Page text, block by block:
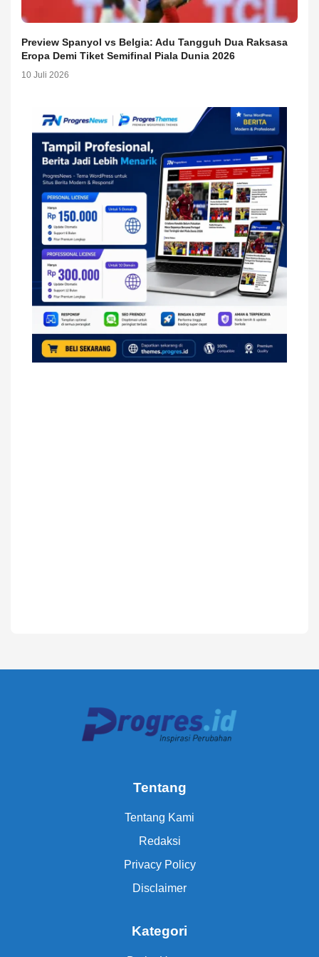
Preview Spanyol vs Belgia: Adu Tangguh Dua Raksasa
Eropa Demi Tiket Semifinal Piala Dunia 2026
10 Juli 2026
Tentang
Tentang Kami
Redaksi
Privacy Policy
Disclaimer
Kategori